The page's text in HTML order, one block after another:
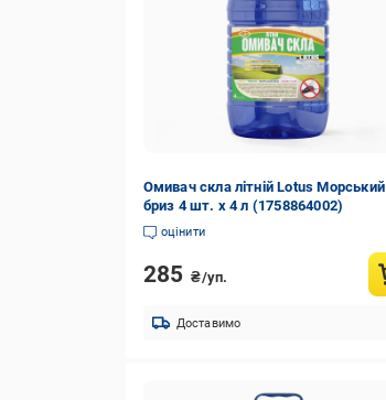
Омивач скла літній Lotus Морський
бриз 4 шт. x 4 л (1758864002)
оцінити
285 ₴/уп.
Доставимо